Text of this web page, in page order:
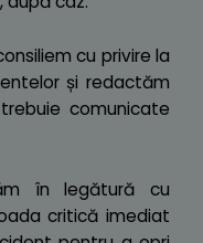
cu privire la
și redactăm
comunicate
în legătură cu
critică imediat